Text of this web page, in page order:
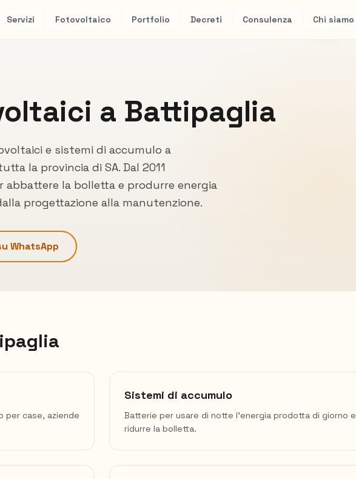
Servizi Fotovoltaico Portfolio Decreti Consulenza Chi siamo
a Battipaglia
e sistemi di accumulo a
la provincia di SA. Dal 2011
la bolletta e produrre energia
progettazione alla manutenzione.
WhatsApp
per case, aziende
Sistemi di accumulo
Batterie per usare di notte l'energia prodotta di giorno e
ridurre la bolletta.